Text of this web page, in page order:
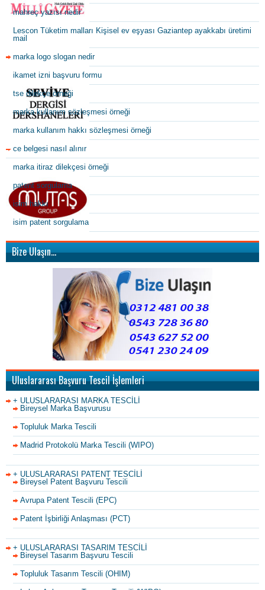
mahreç yazısı nedir
Lescon Tüketim malları Kişisel ev eşyası Gaziantep ayakkabı üretimi
mail
marka logo slogan nedir
ikamet izni başvuru formu
tse dilekçe örneği
marka kullanım sözleşmesi örneği
marka kullanım hakkı sözleşmesi örneği
ce belgesi nasıl alınır
marka itiraz dilekçesi örneği
patent sorgulama
isim hakkı
isim patent sorgulama
Bize Ulaşın…
Uluslararası Başvuru Tescil İşlemleri
+ ULUSLARARASI MARKA TESCİLİ
Bireysel Marka Başvurusu
Topluluk Marka Tescili
Madrid Protokolü Marka Tescili (WIPO)
+ ULUSLARARASI PATENT TESCİLİ
Bireysel Patent Başvuru Tescili
Avrupa Patent Tescili (EPC)
Patent İşbirliği Anlaşması (PCT)
+ ULUSLARARASI TASARIM TESCİLİ
Bireysel Tasarım Başvuru Tescili
Topluluk Tasarım Tescili (OHIM)